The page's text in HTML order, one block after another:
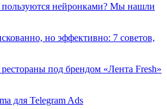
пользуются нейронками? Мы нашли
но эффективно: 7 советов,
под брендом «Лента Fresh»
для Telegram Ads